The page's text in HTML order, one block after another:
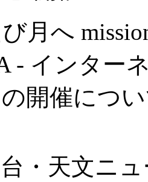
月へ
- インター
開催につ
・天文ニ